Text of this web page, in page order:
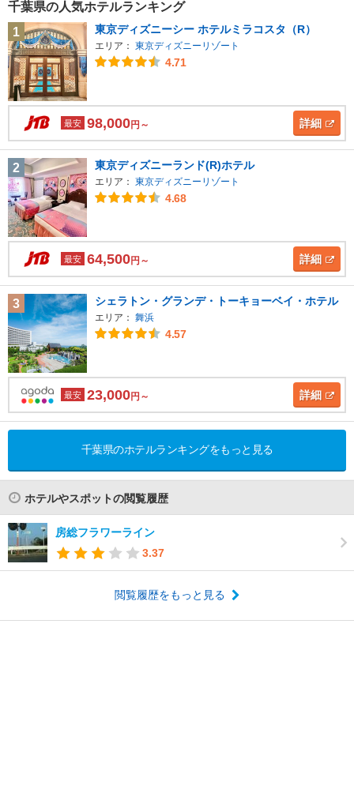
千葉県の人気ホテルランキング
1
東京ディズニーシー ホテルミラコスタ（R）
エリア： 東京ディズニーリゾート
4.71
最安 98,000円～ 詳細
2 東京ディズニーランド(R)ホテル
エリア： 東京ディズニーリゾート
4.68
最安 64,500円～ 詳細
3 シェラトン・グランデ・トーキョーベイ・ホテル
エリア： 舞浜
4.57
最安 23,000円～ 詳細
千葉県のホテルランキングをもっと見る
ホテルやスポットの閲覧履歴
房総フラワーライン
3.37
閲覧履歴をもっと見る